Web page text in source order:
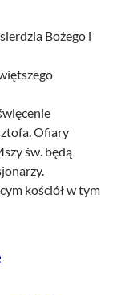
Bożego i
Ofiary
św. będą
kościół w tym